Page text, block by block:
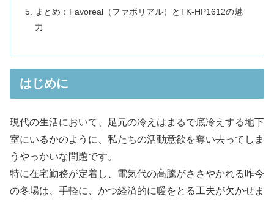
まとめ：Favoreal（ファボリアル）とTK-HP1612の魅
力
はじめに
現代の生活において、足元の冷えはまるで底冷えする地下
室にいるかのように、私たちの活動意欲を奪い去ってしま
うやっかいな問題です。
特に在宅勤務が定着し、電気代の高騰がささやかれる昨今
の冬場は、手軽に、かつ経済的に暖をとる工夫が欠かせま